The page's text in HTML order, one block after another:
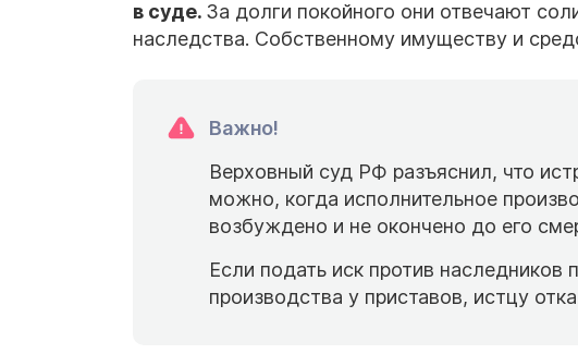
в суде. За долги покойного они отвечают
наследства. Собственному имуществу и
Важно!
Верховный суд РФ разъяснил, что
можно, когда исполнительное
возбуждено и не окончено до его
Если подать иск против
производства у приставов, истцу